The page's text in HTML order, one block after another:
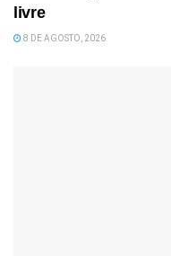
livre
8 DE AGOSTO, 2026